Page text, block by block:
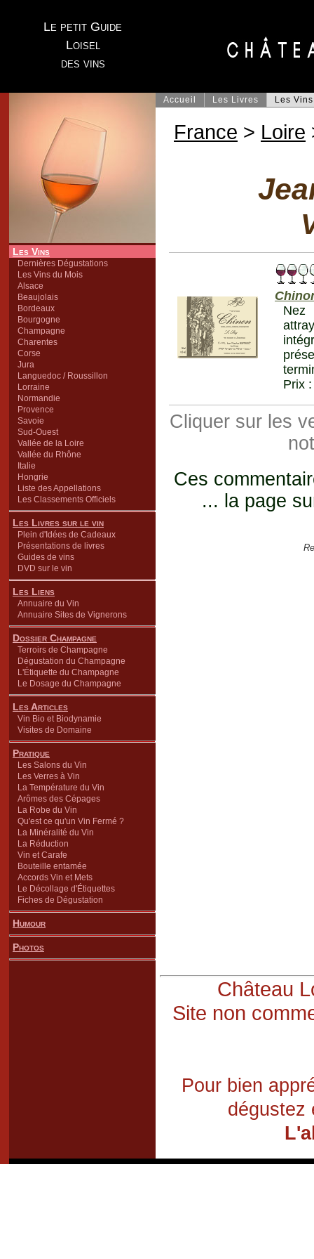
Le petit Guide
Loisel
des vins
Les Vins
Dernières Dégustations
Les Vins du Mois
Alsace
Beaujolais
Bordeaux
Bourgogne
Champagne
Charentes
Corse
Jura
Languedoc / Roussillon
Lorraine
Normandie
Provence
Savoie
Sud-Ouest
Vallée de la Loire
Vallée du Rhône
Italie
Hongrie
Liste des Appellations
Les Classements Officiels
Les Livres sur le vin
Plein d'Idées de Cadeaux
Présentations de livres
Guides de vins
DVD sur le vin
Les Liens
Annuaire du Vin
Annuaire Sites de Vignerons
Dossier Champagne
Terroirs de Champagne
Dégustation du Champagne
L'Étiquette du Champagne
Le Dosage du Champagne
Les Articles
Vin Bio et Biodynamie
Visites de Domaine
Pratique
Les Salons du Vin
Les Verres à Vin
La Température du Vin
Arômes des Cépages
La Robe du Vin
Qu'est ce qu'un Vin Fermé ?
La Minéralité du Vin
La Réduction
Vin et Carafe
Bouteille entamée
Accords Vin et Mets
Le Décollage d'Étiquettes
Fiches de Dégustation
Humour
Photos
Accueil Les Livres Les Vins
France > Loire
Nez
Prix
Cliquer sur les
Ces
... la page
Château
Site non
Pour bien
dégustez